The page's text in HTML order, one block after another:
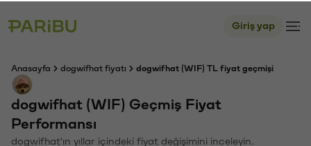
Giriş yap
Anasayfa dogwifhat fiyatı dogwifhat (WIF) TL fiyat geçmişi
dogwifhat (WIF) Geçmiş Fiyat
Performansı
dogwifhat'ın yıllar içindeki fiyat değişimini inceleyin.